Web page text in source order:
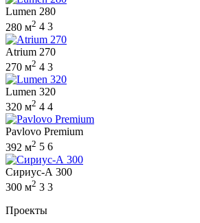
Lumen 280
280 м2 4 3
Atrium 270
270 м2 4 3
Lumen 320
320 м2 4 4
Pavlovo Premium
392 м2 5 6
Сириус-А 300
300 м2 3 3
Проекты